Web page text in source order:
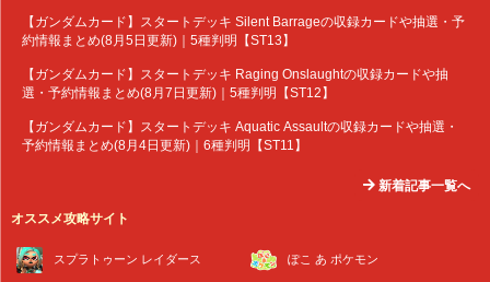
【ガンダムカード】スタートデッキ Silent Barrageの収録カードや抽選・予
約情報まとめ(8月5日更新)｜5種判明【ST13】
【ガンダムカード】スタートデッキ Raging Onslaughtの収録カードや抽
選・予約情報まとめ(8月7日更新)｜5種判明【ST12】
【ガンダムカード】スタートデッキ Aquatic Assaultの収録カードや抽選・
予約情報まとめ(8月4日更新)｜6種判明【ST11】
新着記事一覧へ
オススメ攻略サイト
スプラトゥーン レイダース ぽこ あ ポケモン